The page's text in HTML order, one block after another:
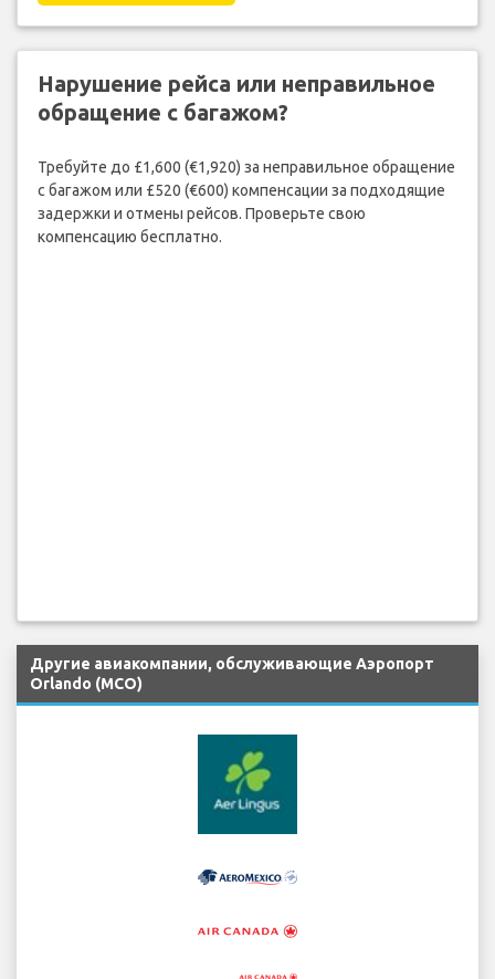
Нарушение рейса или неправильное
обращение с багажом?
Требуйте до £1,600 (€1,920) за неправильное обращение
с багажом или £520 (€600) компенсации за подходящие
задержки и отмены рейсов. Проверьте свою
компенсацию бесплатно.
Другие авиакомпании, обслуживающие Аэропорт
Orlando (MCO)